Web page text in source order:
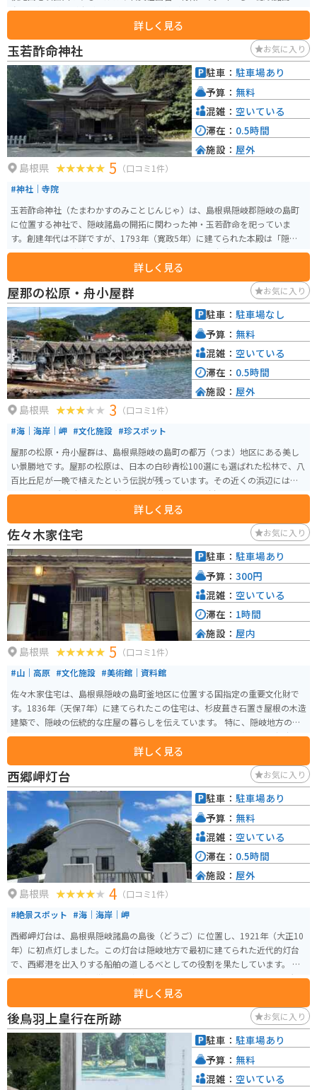
島前を望む絶景が広がり、特に夕日の眺望が素晴らしいスポットとして知ら
り、当時の様子を偲ぶことができます。また、遊歩道を散策する途中で放牧
された牛に出会うこともあり、隠岐ならではの自然を楽しめる場所です。
詳しく見る
玉若酢命神社 お気に入り
島根県 5 （口コミ1件）
#神社｜寺院
玉若酢命神社（たまわかすのみことじんじゃ）は、島根県隠岐郡隠岐の島町
に位置する神社で、隠岐諸島の開拓に関わった神・玉若酢命を祀っていま
す。創建年代は不詳ですが、1793年（寛政5年）に建てられた本殿は「隠岐造
り」と呼ばれる独自の建築様式を持ち、島の文化的な象徴となっています。
境内には、樹齢2000年以上とされる「八百杉」と呼ばれる巨木が立ちます。
毎年6月5日には、三大祭の一つである「御霊風流（ごりょうふりゅう）」と
いう伝統的な祭りが行われ、多くの参拝客が集まります。隠岐の総社として、
長い歴史と伝統を誇るこの神社は、地元住民にとって重要な信仰の場であ
り、観光客にも人気のスポットです。
詳しく見る
駐車： 駐車場あり
予算： 無料
混雑： 空いている
滞在： 0.5時間
施設： 屋外
屋那の松原・舟小屋群 お気に入り
島根県 3 （口コミ1件）
#海｜海岸｜岬 #文化施設 #珍スポット
屋那の松原・舟小屋群は、島根県隠岐の島町の都万（つま）地区にある美し
い景勝地です。屋那の松原は、日本の白砂青松100選にも選ばれた松林で、八
百比丘尼が一晩で植えたという伝説が残っています。その近くの浜辺には、
約20棟の木造の舟小屋が整然と並び、昔ながらの漁村の風景を今に伝えてい
皮葺きの屋根には浜の石が置かれており、風情のある景観を生み出していま
す。静かな湾と松並木が背景に広がるこのエリアは、隠岐ならではの自然と
文化を楽しむことができるスポットとして人気があります。
詳しく見る
駐車： 駐車場なし
予算： 無料
混雑： 空いている
滞在： 0.5時間
施設： 屋外
佐々木家住宅 お気に入り
島根県 5 （口コミ1件）
#山｜高原 #文化施設 #美術館｜資料館
佐々木家住宅は、島根県隠岐の島町釜地区に位置する国指定の重要文化財で
す。1836年（天保7年）に建てられたこの住宅は、杉皮葺き石置き屋根の木造
建築で、隠岐の伝統的な庄屋の暮らしを伝えています。 特に、隠岐地方の民
家としては最古のものとされ、歴史的価値が高い建物です。内部には当時の
生活道具や家具が保存されており、来訪者は隠岐の暮らしや文化を体感でき
ます。3月から11月まで公開され、見学することができます。
詳しく見る
駐車： 駐車場あり
予算： 300円
混雑： 空いている
滞在： 1時間
施設： 屋内
西郷岬灯台 お気に入り
島根県 4 （口コミ1件）
#絶景スポット #海｜海岸｜岬
西郷岬灯台は、島根県隠岐諸島の島後（どうご）に位置し、1921年（大正10
年）に初点灯しました。この灯台は隠岐地方で最初に建てられた近代的灯台
で、西郷港を出入りする船舶の道しるべとしての役割を果たしています。 白
壁と教会風の建築が特徴的で、中世ヨーロッパのお城を思わせるような外観
を持ちます。灯台周辺は「岬町」と呼ばれ、散策コースや観光スポットとし
ても人気があります。
詳しく見る
駐車： 駐車場あり
予算： 無料
混雑： 空いている
滞在： 0.5時間
施設： 屋外
後鳥羽上皇行在所跡 お気に入り
駐車： 駐車場あり
予算： 無料
混雑： 空いている